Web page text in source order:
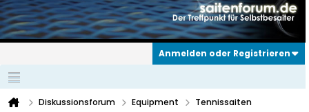
Anmelden oder Registrieren
Diskussionsforum Equipment
Tennissaiten